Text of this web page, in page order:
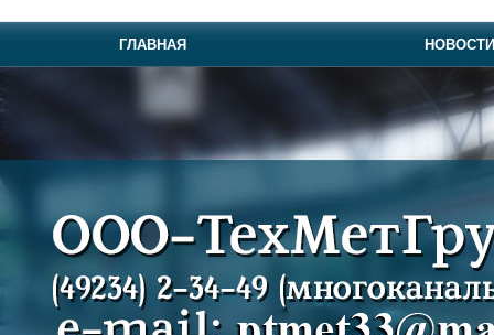
ГЛАВНАЯ НОВОСТИ